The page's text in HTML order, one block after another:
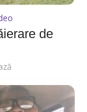
de